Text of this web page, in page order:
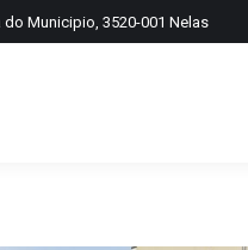
do Municipio, 3520-001 Nelas